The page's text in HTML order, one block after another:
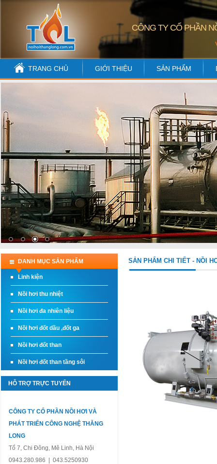
CÔNG TY CỔ PHẦN
TRANG CHỦ GIỚI THIỆU SẢN PHẨM
DANH MỤC SẢN PHẨM
Linh kiện
Nồi hơi thu nhiệt
Nồi hơi đa nhiên liệu
Nồi hơi đốt dầu ,đốt ga
Nồi hơi đốt than
Nồi hơi đốt than tầng sôi
HỖ TRỢ TRỰC TUYẾN
CÔNG TY CỔ PHẦN NỒI HƠI VÀ
PHÁT TRIỂN CÔNG NGHỆ THĂNG
LONG
Tổ 7, Chi Đông, Mê Linh, Hà Nội
0943.280.986 | 043.5250930
SẢN PHẨM CHI TIẾT - NỒI